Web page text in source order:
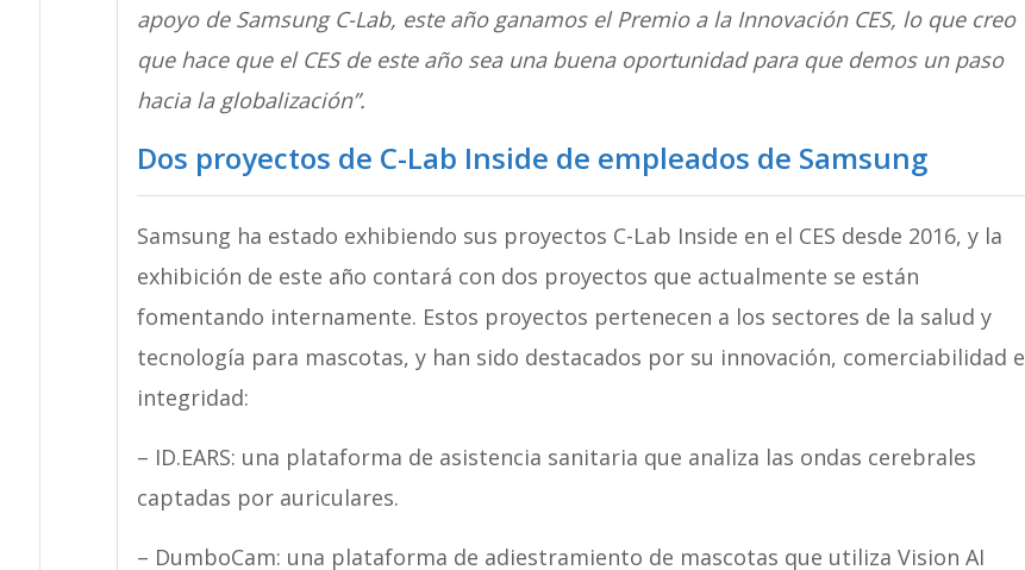
apoyo de Samsung C-Lab, este año ganamos el Premio a la Innovación CES, lo que creo
que hace que el CES de este año sea una buena oportunidad para que demos un paso
hacia la globalización”.
Dos proyectos de C-Lab Inside de empleados de Samsung
Samsung ha estado exhibiendo sus proyectos C-Lab Inside en el CES desde 2016, y la
exhibición de este año contará con dos proyectos que actualmente se están
fomentando internamente. Estos proyectos pertenecen a los sectores de la salud y
tecnología para mascotas, y han sido destacados por su innovación, comerciabilidad e
integridad:
– ID.EARS: una plataforma de asistencia sanitaria que analiza las ondas cerebrales
captadas por auriculares.
– DumboCam: una plataforma de adiestramiento de mascotas que utiliza Vision AI